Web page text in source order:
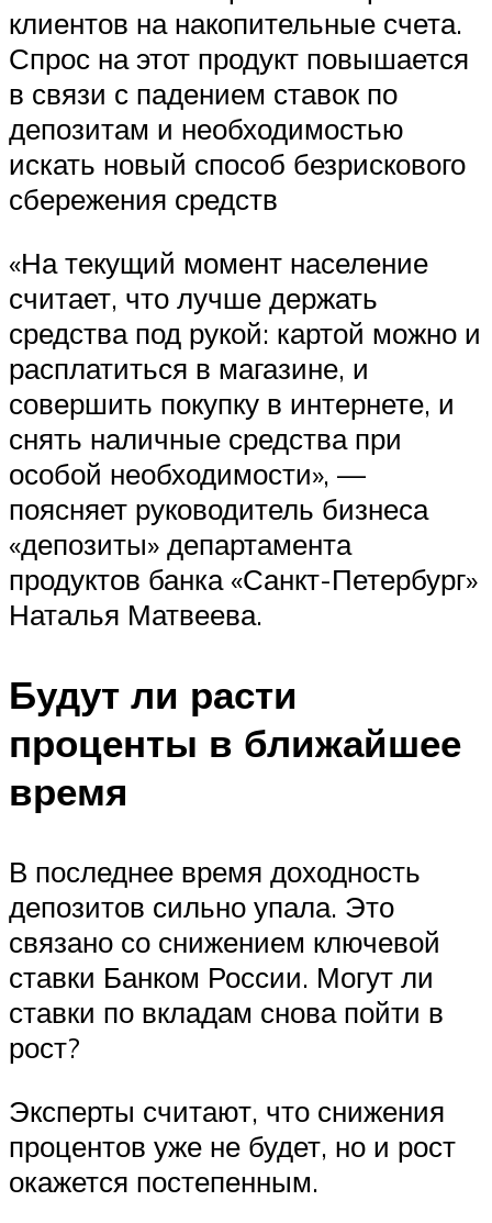
клиентов на накопительные счета.
Спрос на этот продукт повышается
в связи с падением ставок по
депозитам и необходимостью
искать новый способ безрискового
сбережения средств
«На текущий момент население
считает, что лучше держать
средства под рукой: картой можно и
расплатиться в магазине, и
совершить покупку в интернете, и
снять наличные средства при
особой необходимости», —
поясняет руководитель бизнеса
«депозиты» департамента
продуктов банка «Санкт-Петербург»
Наталья Матвеева.
Будут ли расти
проценты в ближайшее
время
В последнее время доходность
депозитов сильно упала. Это
связано со снижением ключевой
ставки Банком России. Могут ли
ставки по вкладам снова пойти в
рост?
Эксперты считают, что снижения
процентов уже не будет, но и рост
окажется постепенным.